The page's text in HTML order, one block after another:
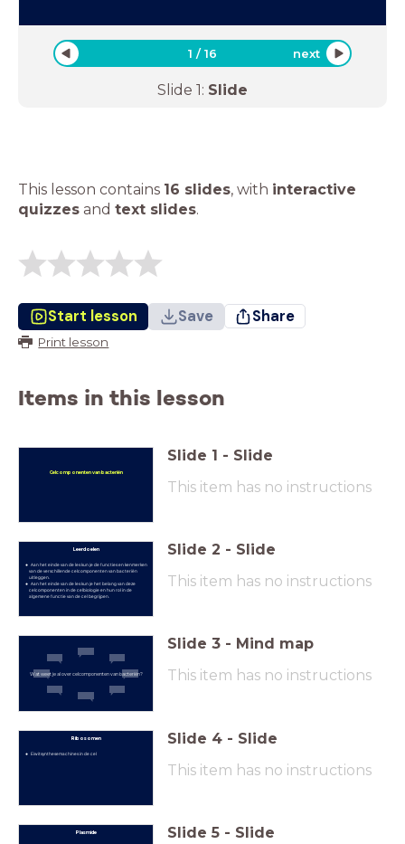
1 /16 next
Slide 1: Slide
This lesson contains 16 slides, with interactive
quizzes and text slides.
Start lesson Save Share
Print lesson
Items in this lesson
Celcomponenten van bacteriën
Slide 1 - Slide
This item has no instructions
Leerdoelen
Aan het einde van de les kun je de functies en kenmerken
van de verschillende celcomponenten van bacteriën
uitleggen.
Aan het einde van de les kun je het belang van deze
celcomponenten in de celbiologie en hun rol in de
algemene functie van de cel begrijpen.
Slide 2 - Slide
This item has no instructions
Wat weet je al over celcomponenten van bacteriën?
Slide 3 - Mind map
This item has no instructions
Ribosomen
Eiwitsynthesemachines in de cel
Slide 4 - Slide
This item has no instructions
Plasmide Slide 5 - Slide